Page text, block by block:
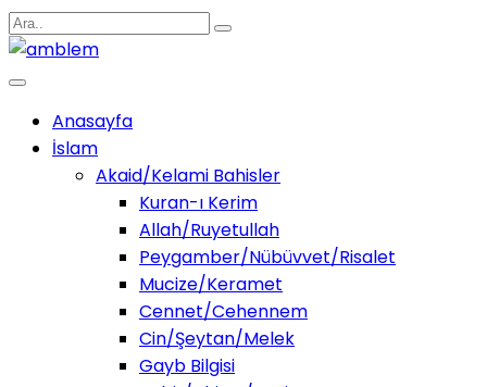
Anasayfa
İslam
Akaid/Kelami Bahisler
Kuran-ı Kerim
Allah/Ruyetullah
Peygamber/Nübüvvet/Risalet
Mucize/Keramet
Cennet/Cehennem
Cin/Şeytan/Melek
Gayb Bilgisi